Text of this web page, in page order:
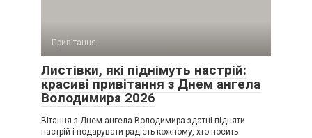
Привітання
Листівки, які піднімуть настрій:
красиві привітання з Днем ангела
Володимира 2026
Вітання з Днем ангела Володимира здатні підняти
настрій і подарувати радість кожному, хто носить